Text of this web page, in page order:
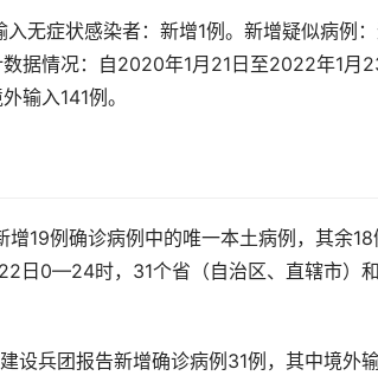
无症状感染者：新增1例。新增疑似病例
据情况：自2020年1月21日至2022年1月
输入141例。
19例确诊病例中的唯一本土病例，其余18
日0—24时，31个省（自治区、直辖市）和
设兵团报告新增确诊病例31例，其中境外